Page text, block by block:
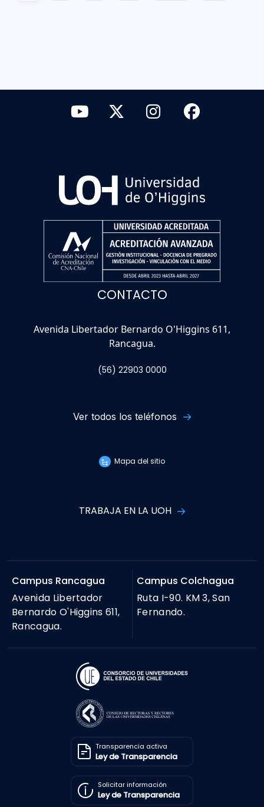
CONTACTO
Avenida Libertador Bernardo O'Higgins 611,
Rancagua.
(56) 22903 0000
Ver todos los teléfonos
Mapa del sitio
TRABAJA EN LA UOH
Campus Rancagua
Avenida Libertador
Bernardo O'Higgins 611,
Rancagua.
Campus Colchagua
Ruta I-90. KM 3, San
Fernando.
Transparencia activa
Ley de Transparencia
Solicitar información
Ley de Transparencia